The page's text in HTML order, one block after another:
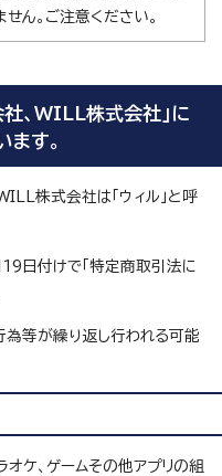
ん。ご注意ください。
、WILL株式会社」に
ます。
株式会社は「ウィル」と呼
日付けで「特定商取引法に
為等が繰り返し行われる可能
ケ、ゲームその他アプリの組